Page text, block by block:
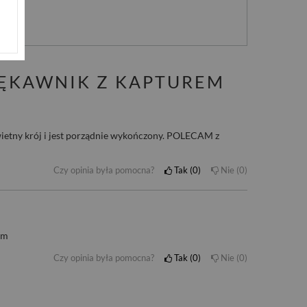
Z KAPTUREM
krój i jest porządnie wykończony. POLECAM z
Czy opinia była pomocna? Tak 0 Nie 0
Czy opinia była pomocna? Tak 0 Nie 0